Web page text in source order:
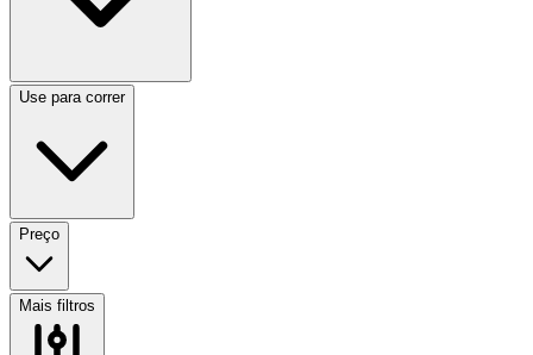
Use para correr
Preço
Mais filtros